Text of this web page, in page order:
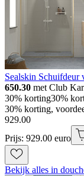
Sealskin Schuifdeur
650.30 met Club
30% korting30%
30% korting,
929.00
Prijs: 929.00 euro
Bekijk alles in